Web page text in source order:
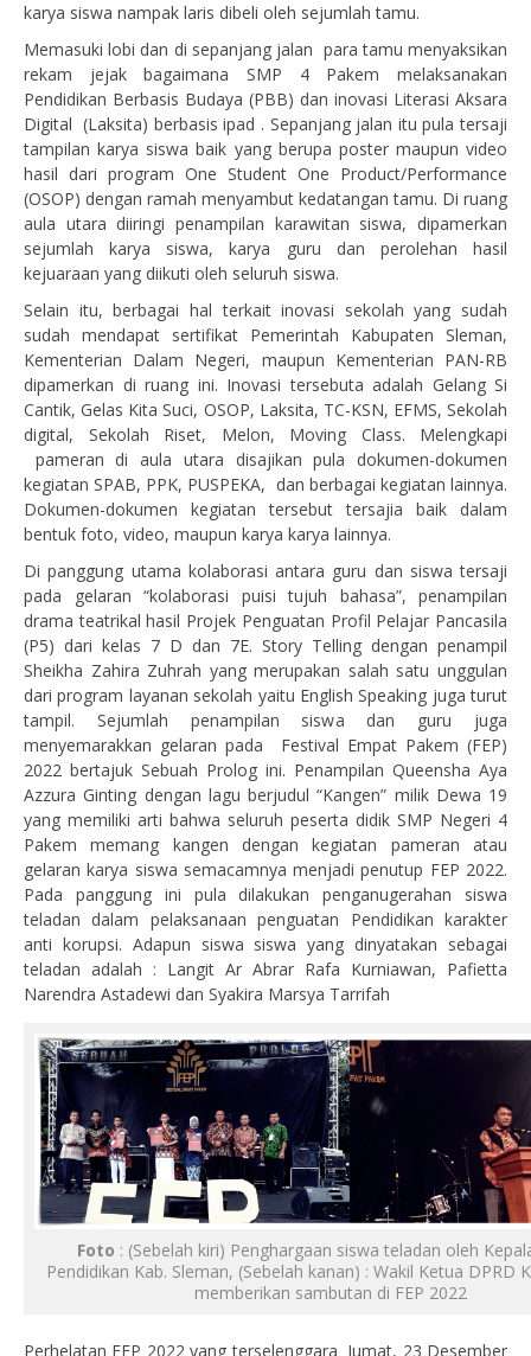
karya siswa nampak laris dibeli oleh sejumlah tamu.
Memasuki lobi dan di sepanjang jalan para tamu menyaksikan
rekam jejak bagaimana SMP 4 Pakem melaksanakan
Pendidikan Berbasis Budaya (PBB) dan inovasi Literasi Aksara
Digital (Laksita) berbasis ipad . Sepanjang jalan itu pula tersaji
tampilan karya siswa baik yang berupa poster maupun video
hasil dari program One Student One Product/Performance
(OSOP) dengan ramah menyambut kedatangan tamu. Di ruang
aula utara diiringi penampilan karawitan siswa, dipamerkan
sejumlah karya siswa, karya guru dan perolehan hasil
kejuaraan yang diikuti oleh seluruh siswa.
Selain itu, berbagai hal terkait inovasi sekolah yang sudah
sudah mendapat sertifikat Pemerintah Kabupaten Sleman,
Kementerian Dalam Negeri, maupun Kementerian PAN-RB
dipamerkan di ruang ini. Inovasi tersebuta adalah Gelang Si
Cantik, Gelas Kita Suci, OSOP, Laksita, TC-KSN, EFMS, Sekolah
digital, Sekolah Riset, Melon, Moving Class. Melengkapi
pameran di aula utara disajikan pula dokumen-dokumen
kegiatan SPAB, PPK, PUSPEKA, dan berbagai kegiatan lainnya.
Dokumen-dokumen kegiatan tersebut tersajia baik dalam
bentuk foto, video, maupun karya karya lainnya.
Di panggung utama kolaborasi antara guru dan siswa tersaji
pada gelaran “kolaborasi puisi tujuh bahasa”, penampilan
drama teatrikal hasil Projek Penguatan Profil Pelajar Pancasila
(P5) dari kelas 7 D dan 7E. Story Telling dengan penampil
Sheikha Zahira Zuhrah yang merupakan salah satu unggulan
dari program layanan sekolah yaitu English Speaking juga turut
tampil. Sejumlah penampilan siswa dan guru juga
menyemarakkan gelaran pada Festival Empat Pakem (FEP)
2022 bertajuk Sebuah Prolog ini. Penampilan Queensha Aya
Azzura Ginting dengan lagu berjudul “Kangen” milik Dewa 19
yang memiliki arti bahwa seluruh peserta didik SMP Negeri 4
Pakem memang kangen dengan kegiatan pameran atau
gelaran karya siswa semacamnya menjadi penutup FEP 2022.
Pada panggung ini pula dilakukan penganugerahan siswa
teladan dalam pelaksanaan penguatan Pendidikan karakter
anti korupsi. Adapun siswa siswa yang dinyatakan sebagai
teladan adalah : Langit Ar Abrar Rafa Kurniawan, Pafietta
Narendra Astadewi dan Syakira Marsya Tarrifah
Foto : (Sebelah kiri) Penghargaan siswa teladan oleh
Pendidikan Kab. Sleman, (Sebelah kanan) : Wakil Ketua DPRD
memberikan sambutan di FEP 2022
Perhelatan FEP 2022 yang terselenggara Jumat, 23 Desember